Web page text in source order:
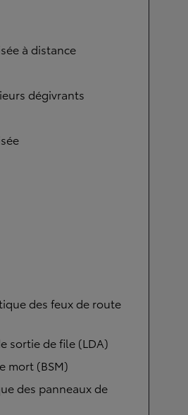
à distance
dégivrants
des feux de route
sortie de file (LDA)
mort (BSM)
des panneaux de